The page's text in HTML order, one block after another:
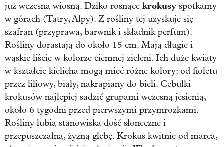
już wczesną wiosną. Dziko rosnące krokusy spotkamy
w górach (Tatry, Alpy). Z rośliny tej uzyskuje się
szafran (przyprawa, barwnik i składnik perfum).
Rośliny dorastają do około 15 cm. Mają długie i
wąskie liście w kolorze ciemnej zieleni. Ich duże kwiaty
w kształcie kielicha mogą mieć różne kolory: od fioletu
przez liliowy, biały, nakrapiany do bieli. Cebulki
krokusów najlepiej sadzić grupami wczesną jesienią,
około 6 tygodni przed pierwszymi przymrozkami.
Rośliny lubią stanowiska dość słoneczne i
przepuszczalną, żyzną glebę. Krokus kwitnie od marca,